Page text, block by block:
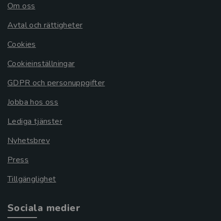
Om oss
Avtal och rättigheter
Cookies
Cookieinställningar
GDPR och personuppgifter
Jobba hos oss
Lediga tjänster
Nyhetsbrev
Press
Tillgänglighet
Sociala medier